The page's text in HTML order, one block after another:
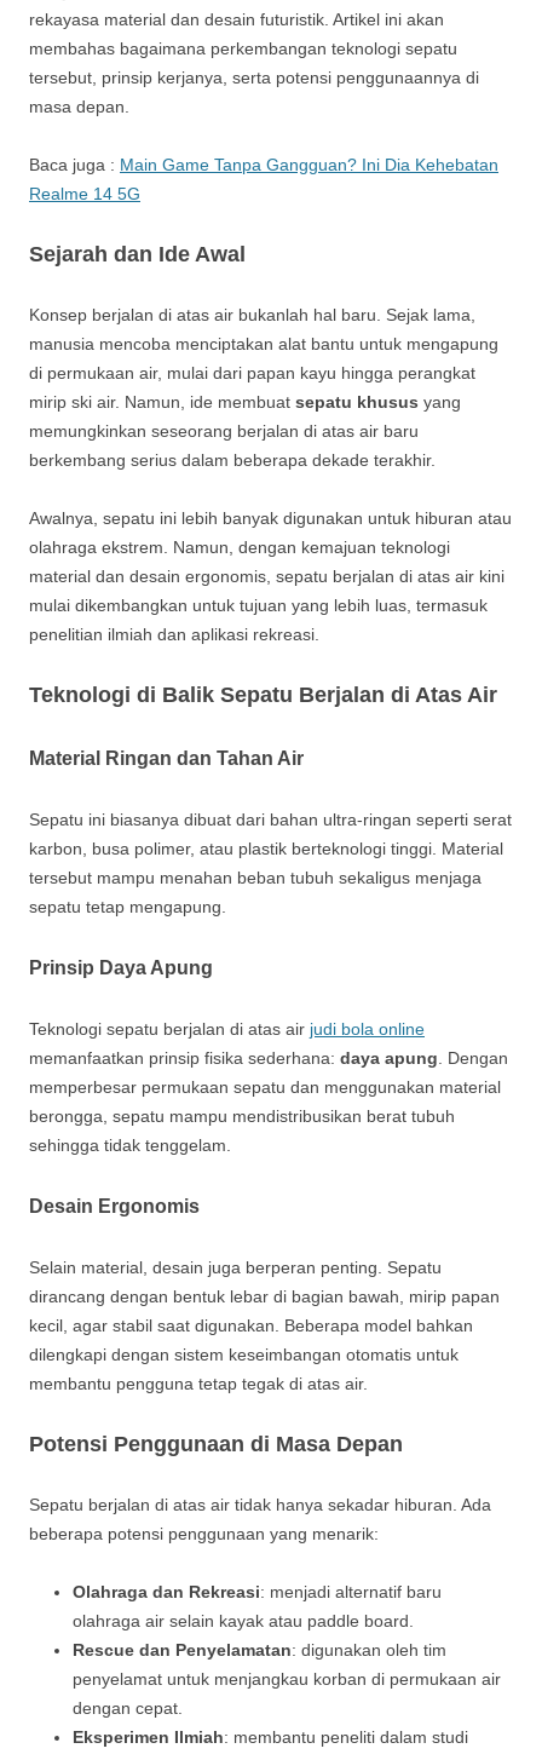
rekayasa material dan desain futuristik. Artikel ini akan
membahas bagaimana perkembangan teknologi sepatu
tersebut, prinsip kerjanya, serta potensi penggunaannya di
masa depan.
Baca juga : Main Game Tanpa Gangguan? Ini Dia Kehebatan
Realme 14 5G
Sejarah dan Ide Awal
Konsep berjalan di atas air bukanlah hal baru. Sejak lama,
manusia mencoba menciptakan alat bantu untuk mengapung
di permukaan air, mulai dari papan kayu hingga perangkat
mirip ski air. Namun, ide membuat sepatu khusus yang
memungkinkan seseorang berjalan di atas air baru
berkembang serius dalam beberapa dekade terakhir.
Awalnya, sepatu ini lebih banyak digunakan untuk hiburan atau
olahraga ekstrem. Namun, dengan kemajuan teknologi
material dan desain ergonomis, sepatu berjalan di atas air kini
mulai dikembangkan untuk tujuan yang lebih luas, termasuk
penelitian ilmiah dan aplikasi rekreasi.
Teknologi di Balik Sepatu Berjalan di Atas Air
Material Ringan dan Tahan Air
Sepatu ini biasanya dibuat dari bahan ultra-ringan seperti serat
karbon, busa polimer, atau plastik berteknologi tinggi. Material
tersebut mampu menahan beban tubuh sekaligus menjaga
sepatu tetap mengapung.
Prinsip Daya Apung
Teknologi sepatu berjalan di atas air judi bola online
memanfaatkan prinsip fisika sederhana: daya apung . Dengan
memperbesar permukaan sepatu dan menggunakan material
berongga, sepatu mampu mendistribusikan berat tubuh
sehingga tidak tenggelam.
Desain Ergonomis
Selain material, desain juga berperan penting. Sepatu
dirancang dengan bentuk lebar di bagian bawah, mirip papan
kecil, agar stabil saat digunakan. Beberapa model bahkan
dilengkapi dengan sistem keseimbangan otomatis untuk
membantu pengguna tetap tegak di atas air.
Potensi Penggunaan di Masa Depan
Sepatu berjalan di atas air tidak hanya sekadar hiburan. Ada
beberapa potensi penggunaan yang menarik:
Olahraga dan Rekreasi: menjadi alternatif baru
olahraga air selain kayak atau paddle board.
Rescue dan Penyelamatan: digunakan oleh tim
penyelamat untuk menjangkau korban di permukaan air
dengan cepat.
Eksperimen Ilmiah: membantu peneliti dalam studi